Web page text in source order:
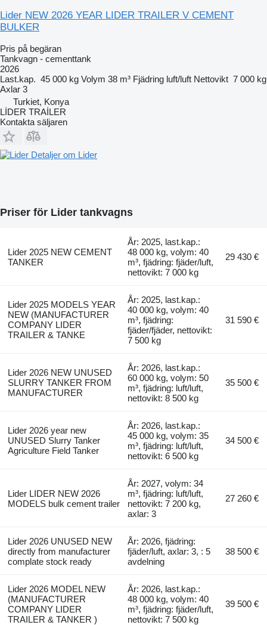
Lider NEW 2026 YEAR LIDER TRAILER V CEMENT
BULKER
Pris på begäran
Tankvagn - cementtank
2026
Last.kap. 45 000 kg Volym 38 m³ Fjädring luft/luft Nettovikt 7 000 kg
Axlar 3
Turkiet, Konya
LİDER TRAİLER
Kontakta säljaren
Detaljer om Lider
Priser för Lider tankvagns
Lider 2025 NEW CEMENT
TANKER
År: 2025, last.kap.:
48 000 kg, volym: 40
m³, fjädring: fjäder/luft,
nettovikt: 7 000 kg
29 430 €
Lider 2025 MODELS YEAR
NEW (MANUFACTURER
COMPANY LIDER
TRAILER & TANKE
År: 2025, last.kap.:
40 000 kg, volym: 40
m³, fjädring:
fjäder/fjäder, nettovikt:
7 500 kg
31 590 €
Lider 2026 NEW UNUSED
SLURRY TANKER FROM
MANUFACTURER
År: 2026, last.kap.:
60 000 kg, volym: 50
m³, fjädring: luft/luft,
nettovikt: 8 500 kg
35 500 €
Lider 2026 year new
UNUSED Slurry Tanker
Agriculture Field Tanker
År: 2026, last.kap.:
45 000 kg, volym: 35
m³, fjädring: luft/luft,
nettovikt: 6 500 kg
34 500 €
Lider LIDER NEW 2026
MODELS bulk cement trailer
År: 2027, volym: 34
m³, fjädring: luft/luft,
nettovikt: 7 200 kg,
axlar: 3
27 260 €
Lider 2026 UNUSED NEW
directly from manufacturer
complate stock ready
År: 2026, fjädring:
fjäder/luft, axlar: 3, : 5
avdelning
38 500 €
Lider 2026 MODEL NEW
(MANUFACTURER
COMPANY LIDER
TRAILER & TANKER )
År: 2026, last.kap.:
48 000 kg, volym: 40
m³, fjädring: fjäder/luft,
nettovikt: 7 500 kg
39 500 €